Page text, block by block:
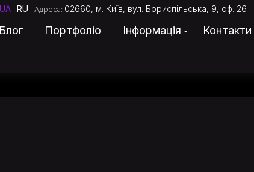
UA RU Адреса: 02660, м. Київ, вул. Бориспільська, 9, оф. 26
Блог Портфоліо Інформація Контакти